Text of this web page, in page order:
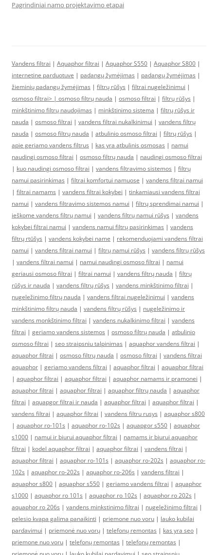
Pagrindiniai namo projektavimo etapai
Vandens filtrai | Aquaphor filtrai | Aquaphor S550 | Aquaphor S800 |
internetine parduotuve | padangų žymėjimas | padangų žymėjimas |
žieminių padangų žymėjimas | filtrų rūšys | filtrai nugeležinimui |
osmoso filtrai> | osmoso filtrų nauda | osmoso filtrai | filtrų rūšys |
minkštinimo filtrų naudojimas | minkštinimo sistema | filtrų rūšys ir
nauda | osmoso filtrai | vandens filtrai nukalkinimui | vandens filtrų
nauda | osmoso filtrų nauda | atbulinio osmoso filtrai | filtrų rūšys |
apie geriamo vandens filtrus | kas yra atbulinis osmosas | namui
naudingi osmoso filtrai | osmoso filtrų nauda | naudingi osmoso filtrai
| kuo naudingi osmoso filtrai | vandens filtravimo sistemos | filtrų
namui pasirinkimas | filtrai komfortui namuose | vandens filtrai namui
| filtrai namams | vandens filtrai kokybei | tinkamiausi vandens filtrai
namui | vandens filtravimo sistemos namui | filtrų sprendimai namui |
ieškome vandens filtrų namui | vandens filtrų namui rūšys | vandens
kokybei filtrai namui | vandens namui filtrų pasirinkimas | vandens
filtrų rtūšys | vandens kokybei name | rekomenduojami vandens filtrai
namui | vandens filtrai namui | filtrų namui rūšys | vandens filtrų rūšys
| vandens filtrai namui | namui naudingi osmoso filtrai | namui
geriausi osmoso filtrai | filtrai namui | vandens filtrų nauda | filtrų
rūšys ir nauda | vandens filtrų rūšys | vandens minkštinimo filtrai |
nugeležinimo filtrų nauda | vandens filtrai nugeležinimui | vandens
minkštinimo filtrų nauda | vandens filtrų rūšys | nugeležinimo ir
vandens monkštinimo filtrai | vandens nukalkinimo filtrai | vandens
filtrai | geriamo vandens sistemos | osmoso filtrų nauda | atbulinio
osmoso filtrai | seo straipsniu talpinimas | aquaphor vandens filtrai |
aquaphor filtrai | osmoso filtrų nauda | osmoso filtrai | vandens filtrai
aquaphor | geriamo vandens filtrai | aquaphor filtrai | aquaphor filtrai
| aquaphor filtrai | aquaphor filtrai | aquaphor namams ir pramonei |
aquaphor filtrai | aquaphor filtrai | aquaphor filtrų nauda | aquaphor
filtrai | aquapgor filtrai ir nauda | aquaphor filtrai | aquaphor filtrai |
vandens filtrai | aquaphor filtrai | vandens filtru rusys | aquaphor s800
| aquaphor ro-101s | aquaphor ro-102s | aquapgor s550 | aquaphor
s1000 | namui ir biurui aquaphor filtrai | namams ir biurui aquaphor
filtrai | kodel aquaphor filtrai | aquaphor filtrai | vandens filtrai |
aquaphor filtrai | aquaphor ro-101s | aquaphor ro-202s | aquaphor ro-
102s | aquaphor ro-202s | aquaphor ro-206s | vandens filtrai |
aquaphor s800 | aquaphor s550 | geriamo vandens filtrai | aquaphor
s1000 | aquaphor ro 101s | aquaphor ro 102s | aquaphor ro 202s |
aquaphor ro 206s | vandens minkstinimo filtrai | nugeležinimo filtrai |
pelesio kvapa galima panaikinti | priemone nuo voru | lauko kubilai
pardavimui | priemonė nuo vorų | telefonų remontas | kas yra seo |
priemone nuo voru | telefonų remontas | telefonų remontas |